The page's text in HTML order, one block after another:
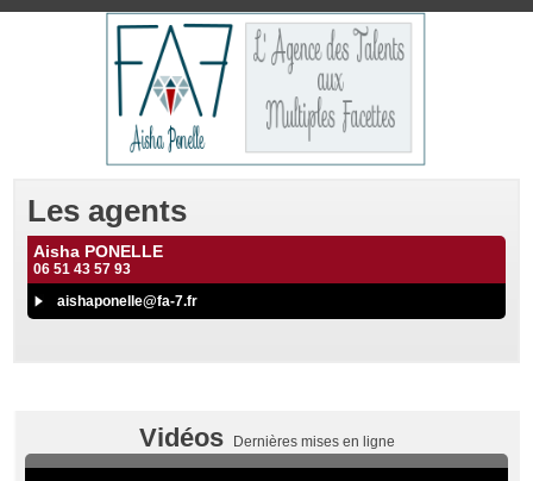
Les agents
Aisha PONELLE
06 51 43 57 93
aishaponelle@fa-7.fr
Vidéos Dernières mises en ligne